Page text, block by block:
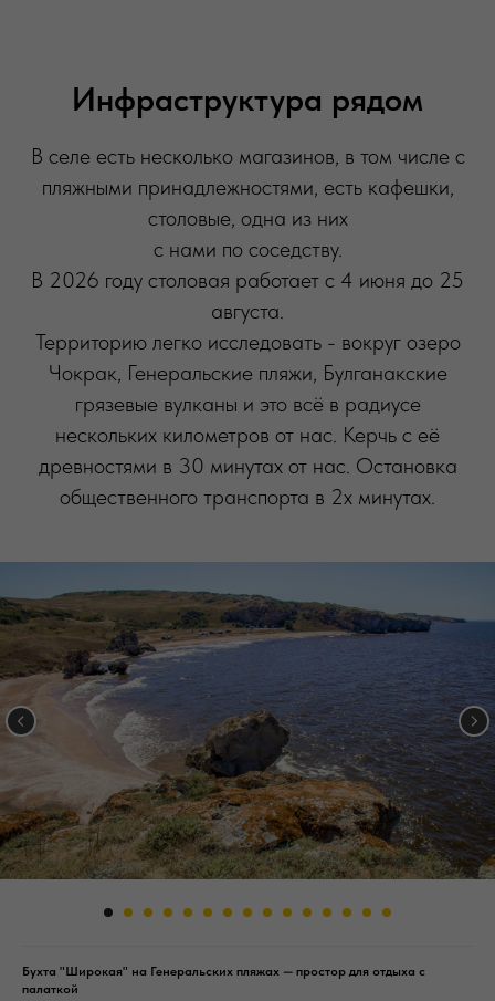
Инфраструктура рядом
В селе есть несколько магазинов, в том числе с
пляжными принадлежностями, есть кафешки,
столовые, одна из них
с нами по соседству.
В 2026 году столовая работает с 4 июня до 25
августа.
Территорию легко исследовать - вокруг озеро
Чокрак, Генеральские пляжи, Булганакские
грязевые вулканы и это всё в радиусе
нескольких километров от нас. Керчь с её
древностями в 30 минутах от нас. Остановка
общественного транспорта в 2х минутах.
Бухта "Широкая" на Генеральских пляжах — простор для отдыха с
палаткой